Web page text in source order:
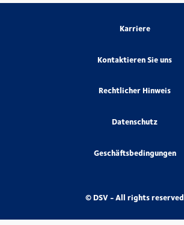
Karriere
Kontaktieren Sie uns
Rechtlicher Hinweis
Datenschutz
Geschäftsbedingungen
© DSV - All rights reserved